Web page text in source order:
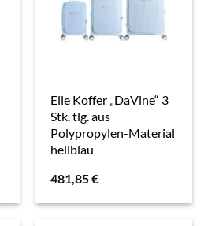
Elle Koffer „DaVine“ 3
Stk. tlg. aus
Polypropylen-Material
hellblau
481,85€